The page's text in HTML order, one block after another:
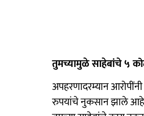
तुमच्यामुळे साहेबांचे ५
अपहरणादरम्यान
रुपयांचे नुकसान झाले आहे,